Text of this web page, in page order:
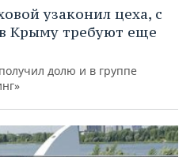
узаконил цеха, с
Крыму требуют еще
долю и в группе